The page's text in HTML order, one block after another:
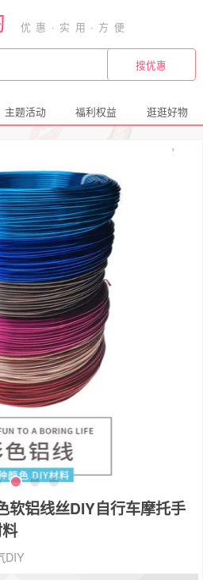
主题活动 福利权益 逛逛好物
软铝线丝DIY自行车摩托手
DIY